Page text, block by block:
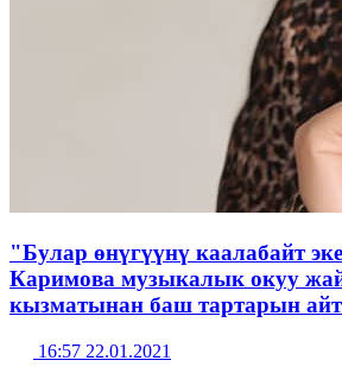
"Булар өнүгүүнү каалабайт
Каримова музыкалык окуу
кызматынан баш тартарын
16:57 22.01.2021